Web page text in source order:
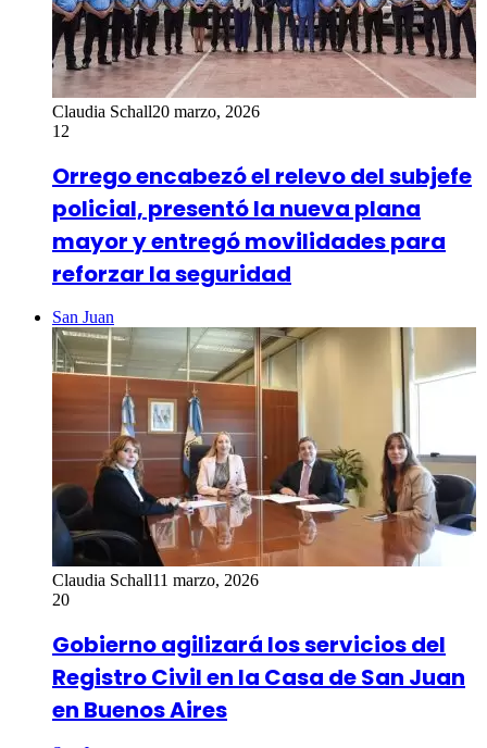
Claudia Schall20 marzo, 2026
12
Orrego encabezó el relevo del subjefe
policial, presentó la nueva plana
mayor y entregó movilidades para
reforzar la seguridad
San Juan
Claudia Schall11 marzo, 2026
20
Gobierno agilizará los servicios del
Registro Civil en la Casa de San Juan
en Buenos Aires